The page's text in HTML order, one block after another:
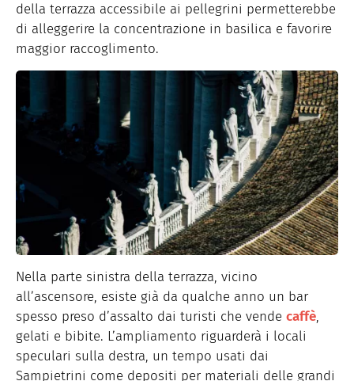
della terrazza accessibile ai pellegrini permetterebbe
di alleggerire la concentrazione in basilica e favorire
maggior raccoglimento.
Nella parte sinistra della terrazza, vicino
all’ascensore, esiste già da qualche anno un bar
spesso preso d’assalto dai turisti che vende caffè,
gelati e bibite. L’ampliamento riguarderà i locali
speculari sulla destra, un tempo usati dai
Sampietrini come depositi per materiali delle grandi